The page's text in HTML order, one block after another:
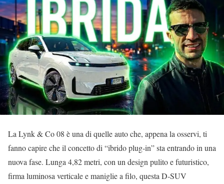
La Lynk & Co 08 è una di quelle auto che, appena la osservi, ti
fanno capire che il concetto di “ibrido plug‑in” sta entrando in una
nuova fase. Lunga 4,82 metri, con un design pulito e futuristico,
firma luminosa verticale e maniglie a filo, questa D‑SUV